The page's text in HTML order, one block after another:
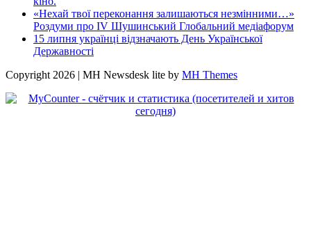
«Нехай твої переконання залишаються незмінними…»
Роздуми про IV Шушинський Глобальний медіафорум
15 липня українці відзначають День Української
Державності
Copyright 2026 | MH Newsdesk lite by MH Themes